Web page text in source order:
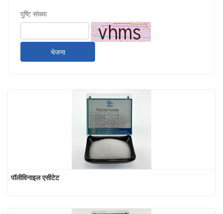
पुष्टि संख्या
भेजना
पॉलीविनाइल एसीटेट